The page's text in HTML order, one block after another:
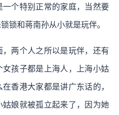
个特别正常的家庭，当然要
锁和蒋南孙从小就是玩伴。
两个人之所以是玩伴，还有
孩子都是上海人，上海小姑
香港大家都是讲广东话的，
娘就被孤立起来了，因为她